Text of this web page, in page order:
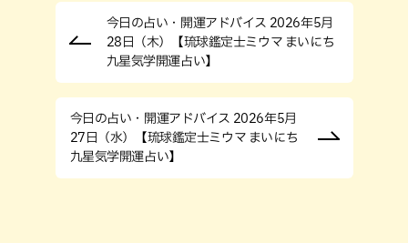
今日の占い・開運アドバイス 2026年5月
28日（木）【琉球鑑定士ミウマ まいにち
九星気学開運占い】
今日の占い・開運アドバイス 2026年5月
27日（水）【琉球鑑定士ミウマ まいにち
九星気学開運占い】